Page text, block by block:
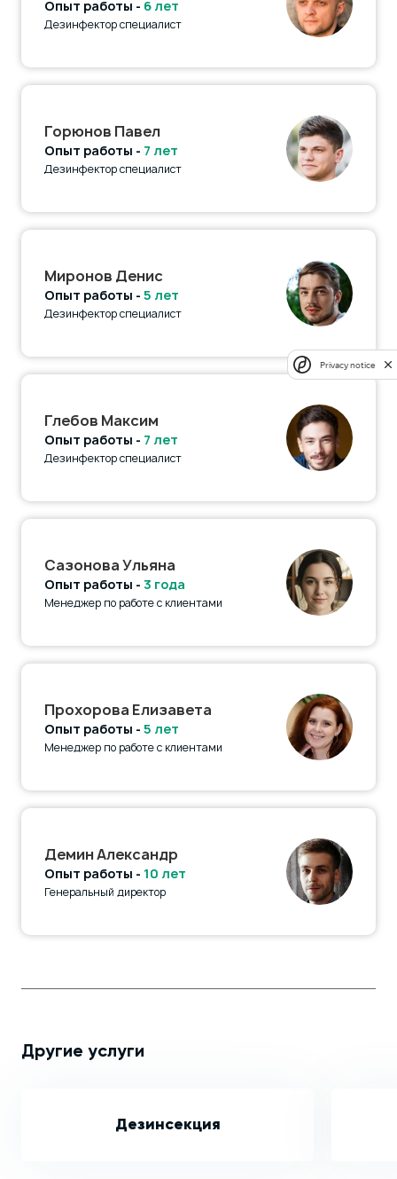
Опыт работы - 6 лет
Дезинфектор специалист
Горюнов Павел
Опыт работы - 7 лет
Дезинфектор специалист
Миронов Денис
Опыт работы - 5 лет
Дезинфектор специалист
Глебов Максим
Опыт работы - 7 лет
Дезинфектор специалист
Сазонова Ульяна
Опыт работы - 3 года
Менеджер по работе с клиентами
Прохорова Елизавета
Опыт работы - 5 лет
Менеджер по работе с клиентами
Демин Александр
Опыт работы - 10 лет
Генеральный директор
Другие услуги
Дезинсекция
Privacy notice